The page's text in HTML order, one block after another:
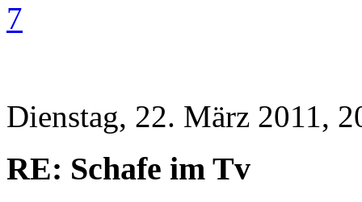
7
Dienstag, 22. März 2011,
RE: Schafe im Tv